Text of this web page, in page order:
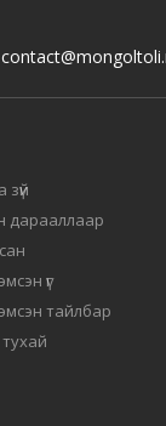
дарааллаар
үг
тайлбар